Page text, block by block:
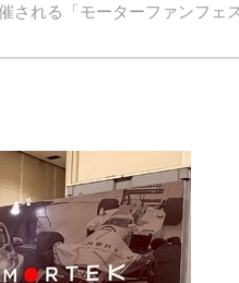
される「モーターファンフェ